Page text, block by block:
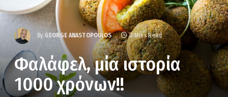
By GEORGE ANASTOPOULOS 3 Mins Read
Φαλάφελ, μία ιστορία
1000 χρόνων!!